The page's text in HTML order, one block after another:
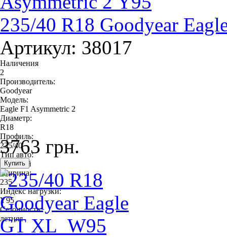
235/40 R18 Goodyear
Артикул: 38017
Наличения
2
Производитель:
Goodyear
Модель:
Eagle F1 Asymmetric 2
Диаметр:
R18
Профиль:
235/40
Тип авто:
легковой
Ширина:
235
Индекс нагрузки:
Y95
Сезонность:
летняя
3763 грн.